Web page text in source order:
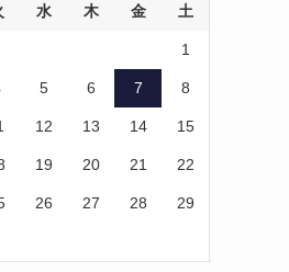
水 木 金 土
1
5 6 7 8
12 13 14 15
19 20 21 22
26 27 28 29